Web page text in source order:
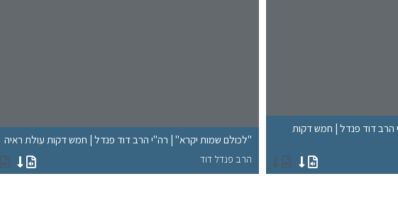
הרב דוד פנדל | חמש דקות
"לכולם שמות יקרא" | רה"י הרב דוד פנדל | חמש דקות עולת ראיה
הרב פנדל דוד